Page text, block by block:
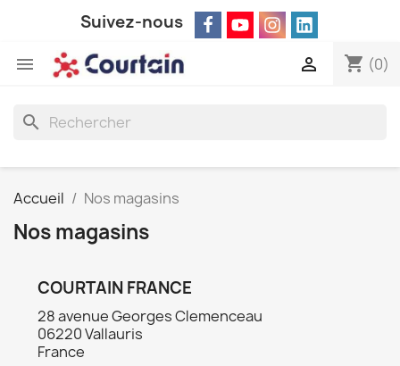
Suivez-nous
 shopping_cart (0)

search
Accueil Nos magasins
Nos magasins
COURTAIN FRANCE
28 avenue Georges Clemenceau
06220 Vallauris
France